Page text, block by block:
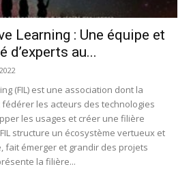
Learning : Une équipe et
d’experts au...
(FIL) est une association dont la
les acteurs des technologies
les usages et créer une filière
structure un écosystème vertueux et
fait émerger et grandir des projets
la filière...